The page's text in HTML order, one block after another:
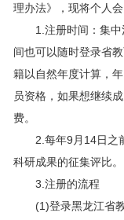
理办法》，现将个人
1.注册时间：集中
间也可以随时登录省
籍以自然年度计算，
员资格，如果想继续
费。
2.每年9月14日之前
科研成果的征集评比。
3.注册的流程
(1)登录黑龙江省教